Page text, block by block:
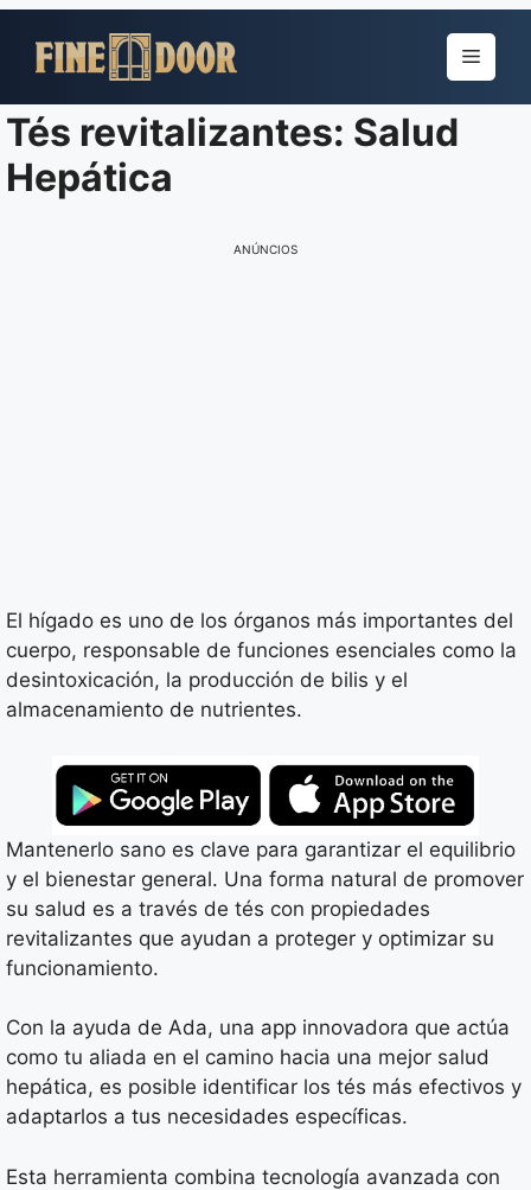
para
conteúdo
Menu
Tés revitalizantes: Salud
Hepática
ANÚNCIOS
El hígado es uno de los órganos más importantes del
cuerpo, responsable de funciones esenciales como la
desintoxicación, la producción de bilis y el
almacenamiento de nutrientes.
Mantenerlo sano es clave para garantizar el equilibrio
y el bienestar general. Una forma natural de promover
su salud es a través de tés con propiedades
revitalizantes que ayudan a proteger y optimizar su
funcionamiento.
Con la ayuda de Ada, una app innovadora que actúa
como tu aliada en el camino hacia una mejor salud
hepática, es posible identificar los tés más efectivos y
adaptarlos a tus necesidades específicas.
Esta herramienta combina tecnología avanzada con